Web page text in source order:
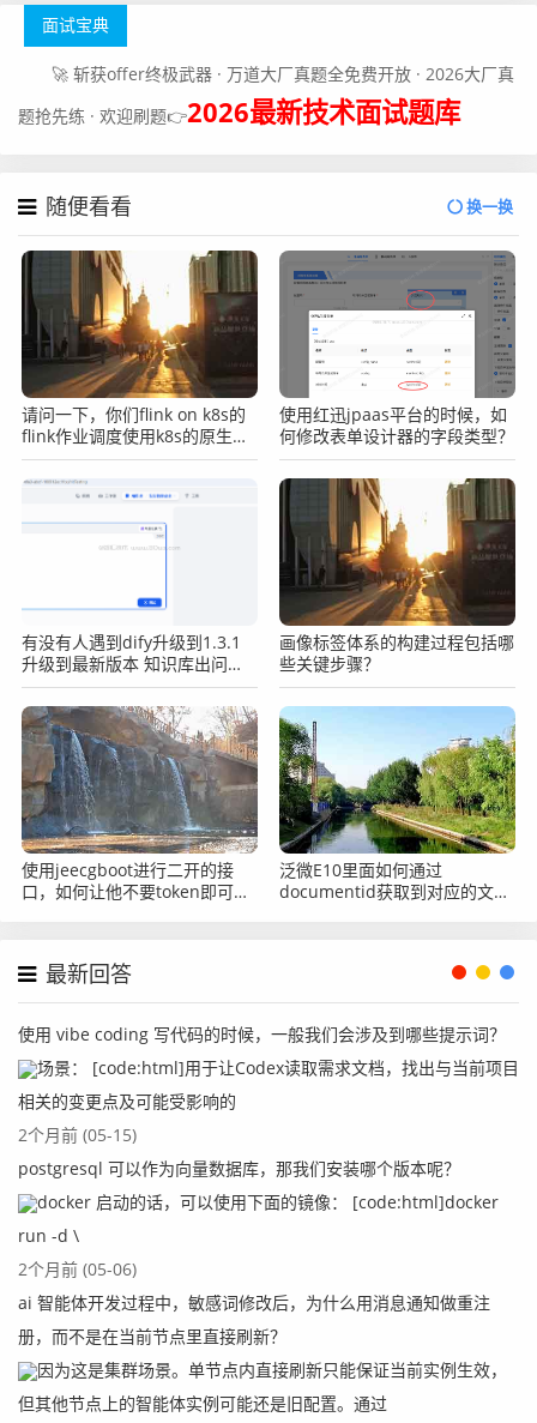
面试宝典
🚀 斩获offer终极武器 · 万道大厂真题全免费开放 · 2026大厂真
题抢先练 · 欢迎刷题👉2026最新技术面试题库
随便看看 换一换
请问一下，你们flink on k8s的
flink作业调度使用k8s的原生调
度器还是使用第三方资源调度
器，如果使用第三方调度组件，
使用那些？
使用红迅jpaas平台的时候，如
何修改表单设计器的字段类型？
有没有人遇到dify升级到1.3.1
升级到最新版本 知识库出问题
的？
画像标签体系的构建过程包括哪
些关键步骤？
使用jeecgboot进行二开的接
口，如何让他不要token即可完
泛微E10里面如何通过
documentid获取到对应的文
最新回答
使用 vibe coding 写代码的时候，一般我们会涉及到哪些提示词？
场景： [code:html]用于让Codex读取需求文档，找出与当前项目
相关的变更点及可能受影响的
2个月前 (05-15)
postgresql 可以作为向量数据库，那我们安装哪个版本呢？
docker 启动的话，可以使用下面的镜像： [code:html]docker
run -d \
2个月前 (05-06)
ai 智能体开发过程中，敏感词修改后，为什么用消息通知做重注
册，而不是在当前节点里直接刷新？
因为这是集群场景。单节点内直接刷新只能保证当前实例生效，
但其他节点上的智能体实例可能还是旧配置。通过